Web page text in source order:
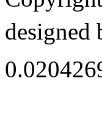
designed